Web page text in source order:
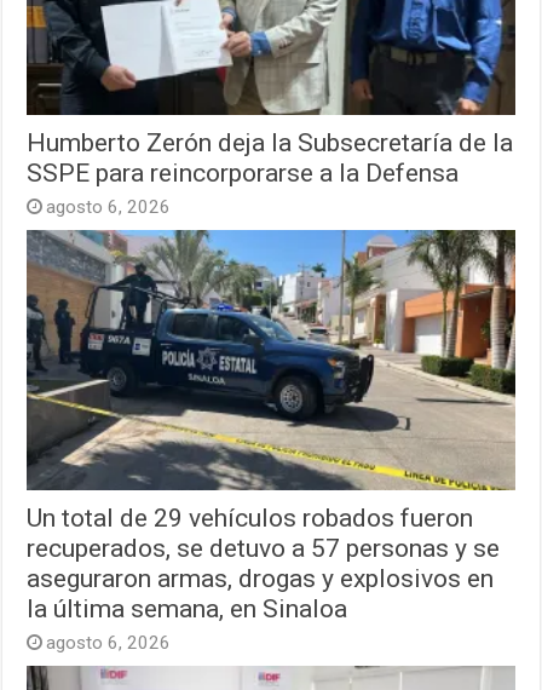
Humberto Zerón deja la Subsecretaría de la
SSPE para reincorporarse a la Defensa
agosto 6, 2026
Un total de 29 vehículos robados fueron
recuperados, se detuvo a 57 personas y se
aseguraron armas, drogas y explosivos en
la última semana, en Sinaloa
agosto 6, 2026